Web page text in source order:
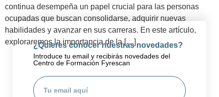
continua desempeña un papel crucial para las personas
ocupadas que buscan consolidarse, adquirir nuevas
habilidades y avanzar en sus carreras. En este artículo,
exploraremos la importancia de la […]
¿Quieres conocer nuestras novedades?
Introduce tu email y recibirás novedades del
Centro de Formación Fyrescan